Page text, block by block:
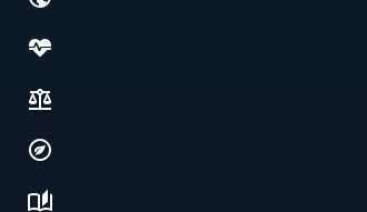
Society, justice & freedoms
Economy, environment & technology